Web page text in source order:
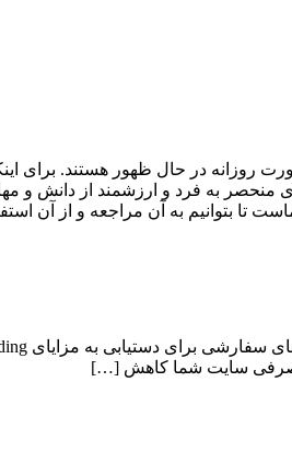
در حال ظهور هستند. برای
منحصر به فرد و ارزشمند از دانش
تا بتوانیم به آن مراجعه و از آن